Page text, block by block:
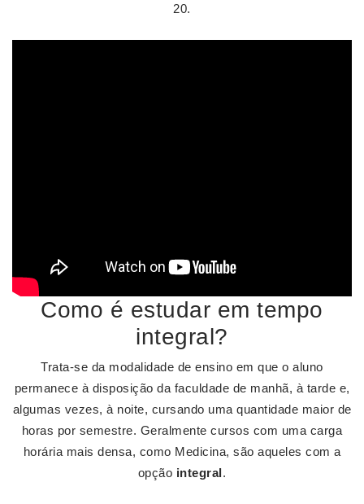
20.
Como é estudar em tempo
integral?
Trata-se da modalidade de ensino em que o aluno
permanece à disposição da faculdade de manhã, à tarde e,
algumas vezes, à noite, cursando uma quantidade maior de
horas por semestre. Geralmente cursos com uma carga
horária mais densa, como Medicina, são aqueles com a
opção integral.